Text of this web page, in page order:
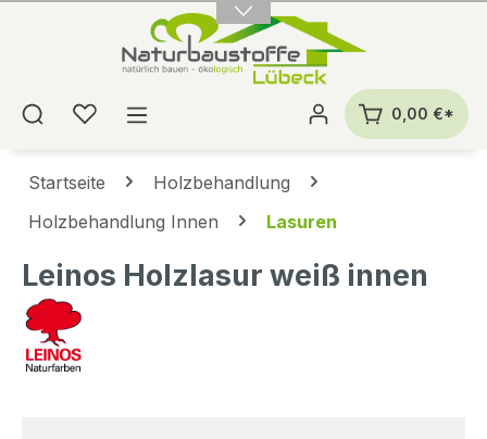
0,00 €*
Startseite
Holzbehandlung
Holzbehandlung Innen
Lasuren
Leinos Holzlasur weiß innen